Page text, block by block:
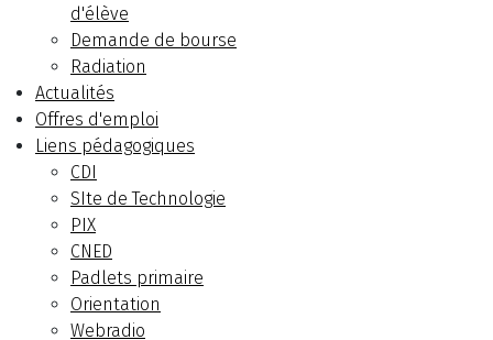
d'élève
Demande de bourse
Radiation
Actualités
Offres d'emploi
Liens pédagogiques
CDI
SIte de Technologie
PIX
CNED
Padlets primaire
Orientation
Webradio